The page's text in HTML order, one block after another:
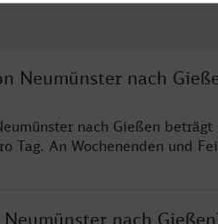
Neumünster nach
nach Gießen beträgt
Tag. An Wochenenden und
nach